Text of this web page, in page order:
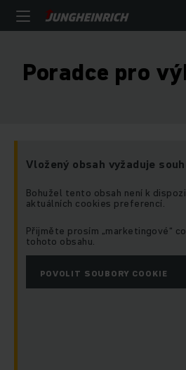
Poradce pro
Vložený obsah vyžaduje
Bohužel tento obsah není k
aktuálních cookies preferencí.
Přijměte prosím „marketingové“
tohoto obsahu.
POVOLIT SOUBORY COOKIE